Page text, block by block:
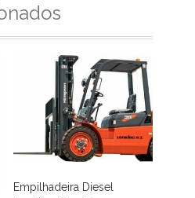
Empilhadeira Diesel